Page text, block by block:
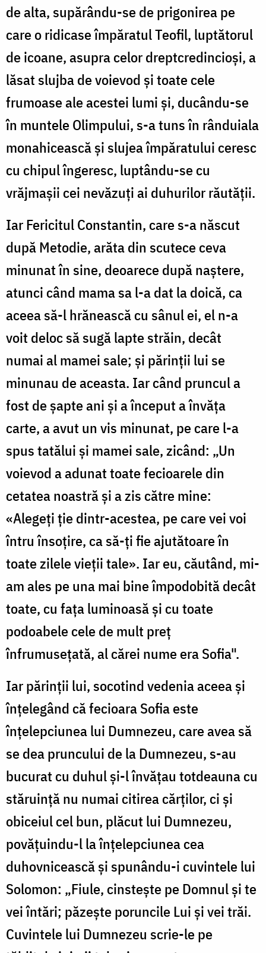
de alta, supărându-se de prigonirea pe
care o ridicase împăratul Teofil, luptătorul
de icoane, asupra celor dreptcredincioși, a
lăsat slujba de voievod și toate cele
frumoase ale acestei lumi și, ducându-se
în muntele Olimpului, s-a tuns în rânduiala
monahicească și slujea împăratului ceresc
cu chipul îngeresc, luptându-se cu
vrăjmașii cei nevăzuți ai duhurilor răutății.
Iar Fericitul Constantin, care s-a născut
după Metodie, arăta din scutece ceva
minunat în sine, deoarece după naștere,
atunci când mama sa l-a dat la doică, ca
aceea să-l hrănească cu sânul ei, el n-a
voit deloc să sugă lapte străin, decât
numai al mamei sale; și părinții lui se
minunau de aceasta. Iar când pruncul a
fost de șapte ani și a început a învăța
carte, a avut un vis minunat, pe care l-a
spus tatălui și mamei sale, zicând: „Un
voievod a adunat toate fecioarele din
cetatea noastră și a zis către mine:
«Alegeți ție dintr-acestea, pe care vei voi
întru însoțire, ca să-ți fie ajutătoare în
toate zilele vieții tale». Iar eu, căutând, mi-
am ales pe una mai bine împodobită decât
toate, cu fața luminoasă și cu toate
podoabele cele de mult preț
înfrumusețată, al cărei nume era Sofia".
Iar părinții lui, socotind vedenia aceea și
înțelegând că fecioara Sofia este
înțelepciunea lui Dumnezeu, care avea să
se dea pruncului de la Dumnezeu, s-au
bucurat cu duhul și-l învățau totdeauna cu
stăruință nu numai citirea cărților, ci și
obiceiul cel bun, plăcut lui Dumnezeu,
povățuindu-l la înțelepciunea cea
duhovnicească și spunându-i cuvintele lui
Solomon: „Fiule, cinstește pe Domnul și te
vei întări; păzește poruncile Lui și vei trăi.
Cuvintele lui Dumnezeu scrie-le pe